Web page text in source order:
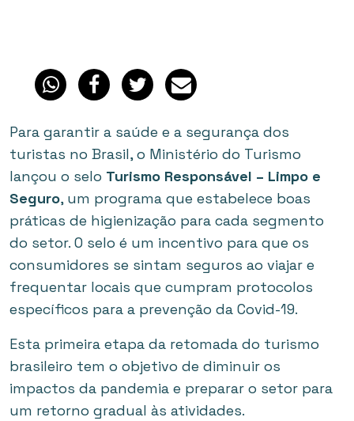
Para garantir a saúde e a segurança dos
turistas no Brasil, o Ministério do Turismo
lançou o selo Turismo Responsável – Limpo e
Seguro, um programa que estabelece boas
práticas de higienização para cada segmento
do setor. O selo é um incentivo para que os
consumidores se sintam seguros ao viajar e
frequentar locais que cumpram protocolos
específicos para a prevenção da Covid-19.
Esta primeira etapa da retomada do turismo
brasileiro tem o objetivo de diminuir os
impactos da pandemia e preparar o setor para
um retorno gradual às atividades.